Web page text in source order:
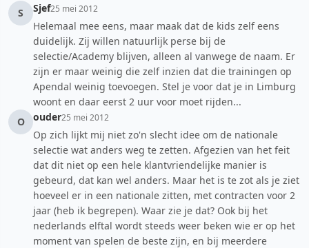
S
Sjef25 mei 2012
Helemaal mee eens, maar maak dat de kids zelf eens
duidelijk. Zij willen natuurlijk perse bij de
selectie/Academy blijven, alleen al vanwege de naam. Er
zijn er maar weinig die zelf inzien dat die trainingen op
Apendal weinig toevoegen. Stel je voor dat je in Limburg
woont en daar eerst 2 uur voor moet rijden...
O
ouder25 mei 2012
Op zich lijkt mij niet zo'n slecht idee om de nationale
selectie wat anders weg te zetten. Afgezien van het feit
dat dit niet op een hele klantvriendelijke manier is
gebeurd, dat kan wel anders. Maar het is te zot als je ziet
hoeveel er in een nationale zitten, met contracten voor 2
jaar (heb ik begrepen). Waar zie je dat? Ook bij het
nederlands elftal wordt steeds weer beken wie er op het
moment van spelen de beste zijn, en bij meerdere